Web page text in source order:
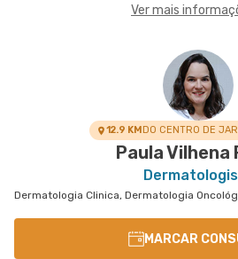
Ver mais
12.9 KMDO CENTRO DE
Paula Vilhena
MARCAR